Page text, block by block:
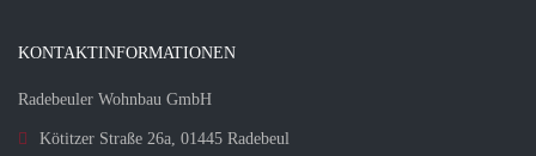
KONTAKTINFORMATIONEN
Radebeuler Wohnbau GmbH
Kötitzer Straße 26a, 01445 Radebeul